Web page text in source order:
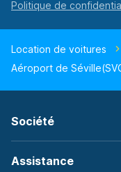
Location de voitures
Aéroport de
Société
Assistance